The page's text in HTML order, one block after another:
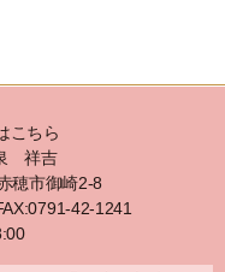
こちら
祥吉
穂市御崎2-8
42-1241